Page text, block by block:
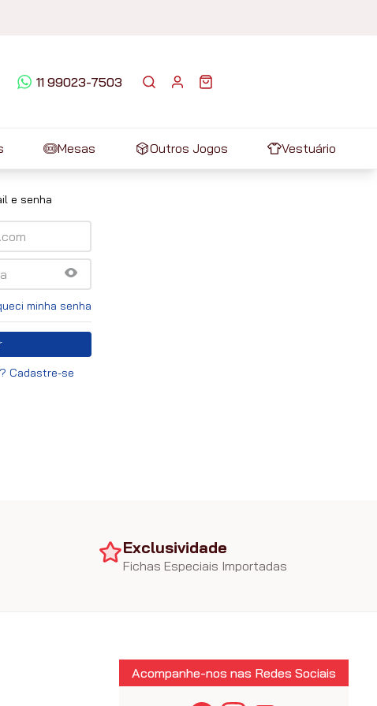
11 99023-7503
Mesas Outros Jogos Vestuário
e senha
minha senha
Cadastre-se
Exclusividade
Fichas Especiais Importadas
Acompanhe-nos nas Redes Sociais